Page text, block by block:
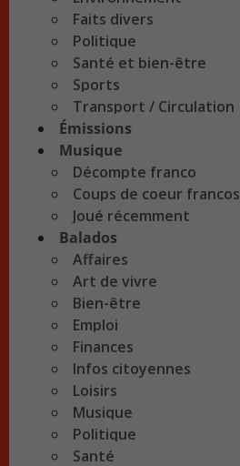
Faits divers
Politique
Santé et bien-être
Sports
Transport / Circulation
Émissions
Musique
Décompte franco
Coups de coeur francos
Joué récemment
Balados
Affaires
Art de vivre
Bien-être
Emploi
Finances
Infos citoyennes
Loisirs
Musique
Politique
Santé